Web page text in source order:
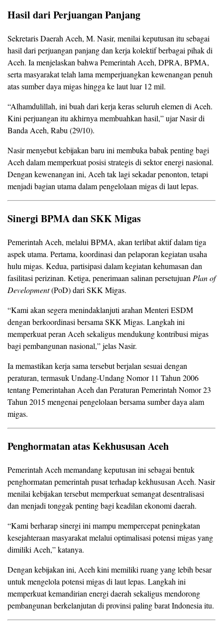
Hasil dari Perjuangan Panjang
Sekretaris Daerah Aceh, M. Nasir, menilai keputusan itu sebagai
hasil dari perjuangan panjang dan kerja kolektif berbagai pihak di
Aceh. Ia menjelaskan bahwa Pemerintah Aceh, DPRA, BPMA,
serta masyarakat telah lama memperjuangkan kewenangan penuh
atas sumber daya migas hingga ke laut luar 12 mil.
“Alhamdulillah, ini buah dari kerja keras seluruh elemen di Aceh.
Kini perjuangan itu akhirnya membuahkan hasil,” ujar Nasir di
Banda Aceh, Rabu (29/10).
Nasir menyebut kebijakan baru ini membuka babak penting bagi
Aceh dalam memperkuat posisi strategis di sektor energi nasional.
Dengan kewenangan ini, Aceh tak lagi sekadar penonton, tetapi
menjadi bagian utama dalam pengelolaan migas di laut lepas.
Sinergi BPMA dan SKK Migas
Pemerintah Aceh, melalui BPMA, akan terlibat aktif dalam tiga
aspek utama. Pertama, koordinasi dan pelaporan kegiatan usaha
hulu migas. Kedua, partisipasi dalam kegiatan kehumasan dan
fasilitasi perizinan. Ketiga, penerimaan salinan persetujuanPlan of
Development(PoD) dari SKK Migas.
“Kami akan segera menindaklanjuti arahan Menteri ESDM
dengan berkoordinasi bersama SKK Migas. Langkah ini
memperkuat peran Aceh sekaligus mendukung kontribusi migas
bagi pembangunan nasional,” jelas Nasir.
Ia memastikan kerja sama tersebut berjalan sesuai dengan
peraturan, termasuk Undang-Undang Nomor 11 Tahun 2006
tentang Pemerintahan Aceh dan Peraturan Pemerintah Nomor 23
Tahun 2015 mengenai pengelolaan bersama sumber daya alam
migas.
Penghormatan atas Kekhususan Aceh
Pemerintah Aceh memandang keputusan ini sebagai bentuk
penghormatan pemerintah pusat terhadap kekhususan Aceh. Nasir
menilai kebijakan tersebut memperkuat semangat desentralisasi
dan menjadi tonggak penting bagi keadilan ekonomi daerah.
“Kami berharap sinergi ini mampu mempercepat peningkatan
kesejahteraan masyarakat melalui optimalisasi potensi migas yang
dimiliki Aceh,” katanya.
Dengan kebijakan ini, Aceh kini memiliki ruang yang lebih besar
untuk mengelola potensi migas di laut lepas. Langkah ini
memperkuat kemandirian energi daerah sekaligus mendorong
pembangunan berkelanjutan di provinsi paling barat Indonesia itu.